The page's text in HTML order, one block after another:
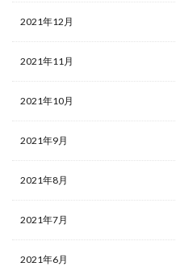
2021年12月
2021年11月
2021年10月
2021年9月
2021年8月
2021年7月
2021年6月